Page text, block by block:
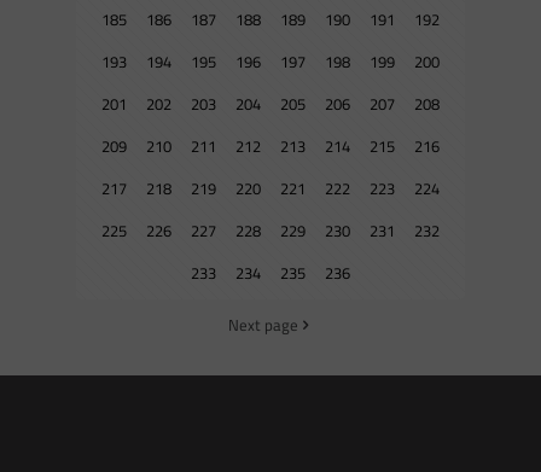
185
186 187 188 189 190 191
192
193
194 195 196 197 198 199
200
201
202 203 204 205 206 207
208
209
210 211 212 213 214 215
216
217
218 219 220 221 222 223
224
225
226 227 228 229 230 231
232
233
234 235 236
Next page